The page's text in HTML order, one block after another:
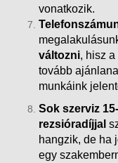
vonatkozik.
változni, hisz
tovább
munkáink
Sok szerviz
rezsióradíjjal
hangzik, de ha
egy